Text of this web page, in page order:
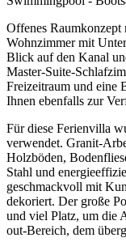
Offenes Raumkonzept
Wohnzimmer mit
Blick auf den Kanal
Master-Suite-
Freizeitraum und eine
Ihnen ebenfalls zur
Für diese Ferienvilla
verwendet. Granit-
Holzböden,
Stahl und
geschmackvoll mit
dekoriert. Der große
und viel Platz, um die
out-Bereich, dem